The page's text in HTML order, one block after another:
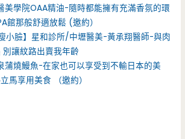
美學院OAA精油-隨時都能擁有充滿香氛的環
館那般舒適放鬆 (邀約）
小臉】星和診所/中壢醫美-黃承翔醫師-與肉
讓紋路出賣我年齡
蒲燒鰻魚-在家也可以享受到不輸日本的美
馬享用美食 （邀約）